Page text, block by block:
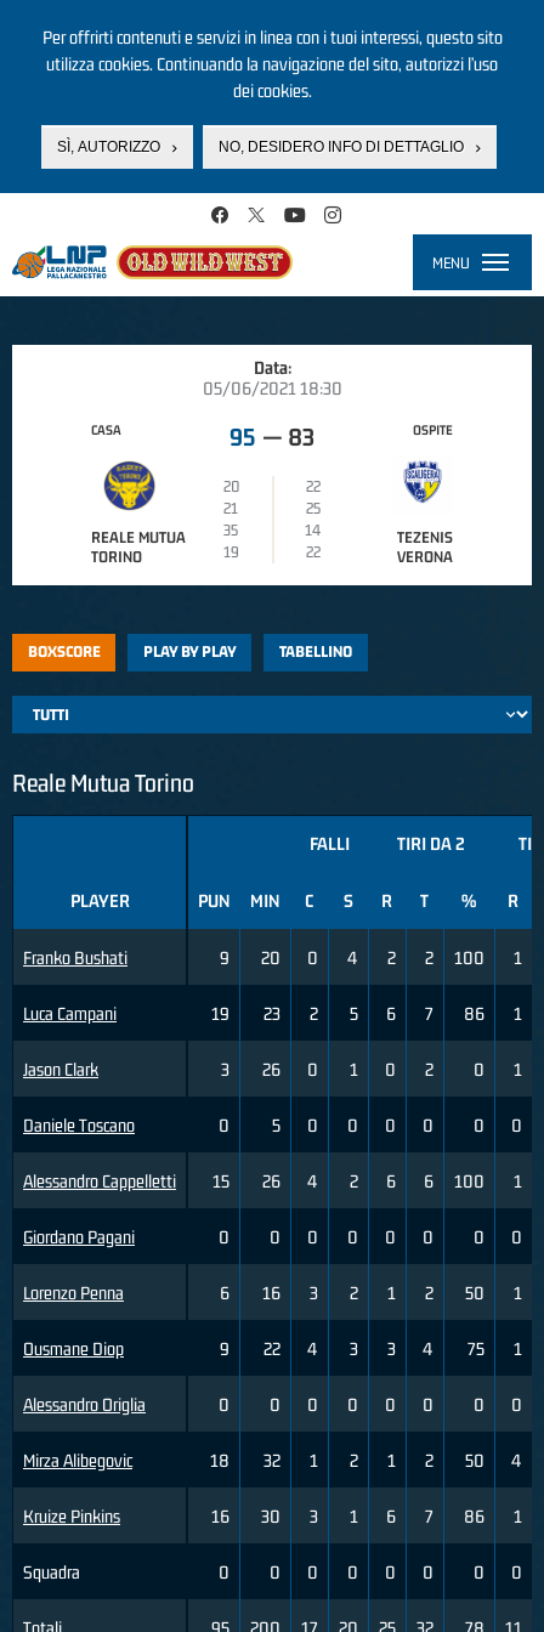
Per offrirti contenuti e servizi in linea con i tuoi interessi, questo sito
utilizza cookies. Continuando la navigazione del sito, autorizzi l’uso
dei cookies.
SÌ, AUTORIZZO NO, DESIDERO INFO DI DETTAGLIO
MENU
Data:
05/06/2021 18:30
CASA
REALE MUTUA
TORINO
95 — 83
20
22
21
25
35
14
19
22
OSPITE
TEZENIS
VERONA
BOXSCORE PLAY BY PLAY TABELLINO
Reale Mutua Torino
PLAYER
Franko Bushati
Luca Campani
Jason Clark
Daniele Toscano
Alessandro Cappelletti
Giordano Pagani
Lorenzo Penna
Ousmane Diop
Alessandro Origlia
Mirza Alibegovic
Kruize Pinkins
Squadra
FALLI TIRI DA 2
PUN MIN C S R T % R
9 20 0 4 2 2 100 1
19 23 2 5 6 7 86 1
3 26 0 1 0 2 0 1
0 5 0 0 0 0 0 0
15 26 4 2 6 6 100 1
0 0 0 0 0 0 0 0
6 16 3 2 1 2 50 1
9 22 4 3 3 4 75 1
0 0 0 0 0 0 0 0
18 32 1 2 1 2 50 4
16 30 3 1 6 7 86 1
0 0 0 0 0 0 0 0